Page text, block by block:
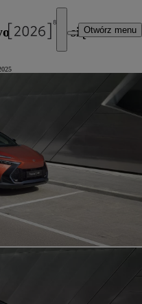
Otwórz menu
odbędą się Dni